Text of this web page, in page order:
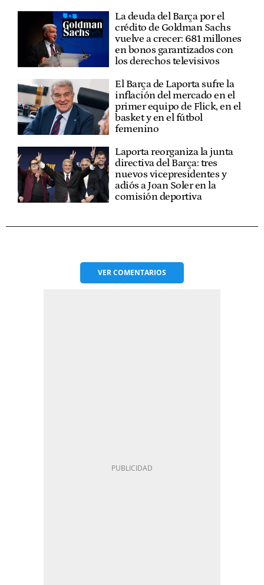
La deuda del Barça por el
crédito de Goldman Sachs
vuelve a crecer: 681 millones
en bonos garantizados con
los derechos televisivos
El Barça de Laporta sufre la
inflación del mercado en el
primer equipo de Flick, en el
basket y en el fútbol
femenino
Laporta reorganiza la junta
directiva del Barça: tres
nuevos vicepresidentes y
adiós a Joan Soler en la
comisión deportiva
VERCOMENTARIOS